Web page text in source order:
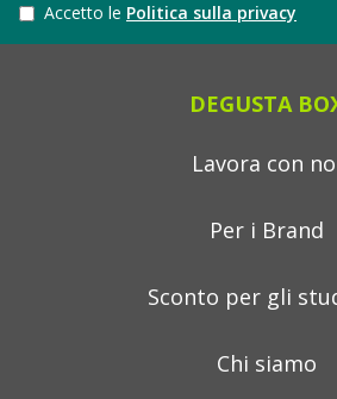
Accetto le Politica sulla privacy
DEGUSTA
Lavora con
Per i Brand
Sconto per gli
Chi siamo